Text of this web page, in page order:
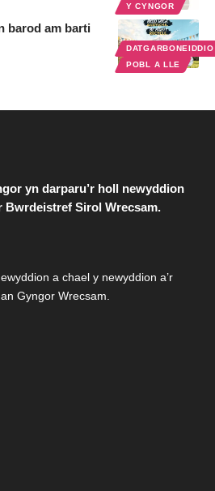
Y CYNGOR
POBL A LLE
barod am barti
Bwrdeistref Sirol Wrecsam.
a chael y newyddion a’r
Gyngor Wrecsam.